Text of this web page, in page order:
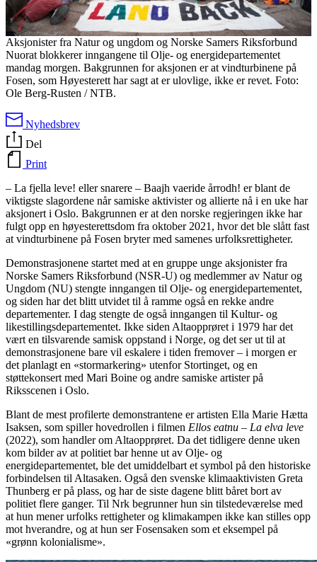
Aksjonister fra Natur og ungdom og Norske Samers Riksforbund
Nuorat blokkerer inngangene til Olje- og energidepartementet
mandag morgen. Bakgrunnen for aksjonen er at vindturbinene på
Fosen, som Høyesterett har sagt at er ulovlige, ikke er revet. Foto:
Ole Berg-Rusten / NTB.
Nyhedsbrev
Del
Print
– La fjella leve! eller snarere – Baajh vaeride årrodh! er blant de
viktigste slagordene når samiske aktivister og allierte nå i en uke har
aksjonert i Oslo. Bakgrunnen er at den norske regjeringen ikke har
fulgt opp en høyesterettsdom fra oktober 2021, hvor det ble slått fast
at vindturbinene på Fosen bryter med samenes urfolksrettigheter.
Demonstrasjonene startet med at en gruppe unge aksjonister fra
Norske Samers Riksforbund (NSR-U) og medlemmer av Natur og
Ungdom (NU) stengte inngangen til Olje- og energidepartementet,
og siden har det blitt utvidet til å ramme også en rekke andre
departementer. I dag stengte de også inngangen til Kultur- og
likestillingsdepartementet. Ikke siden Altaopprøret i 1979 har det
vært en tilsvarende samisk oppstand i Norge, og det ser ut til at
demonstrasjonene bare vil eskalere i tiden fremover – i morgen er
det planlagt en «stormarkering» utenfor Stortinget, og en
støttekonsert med Mari Boine og andre samiske artister på
Riksscenen i Oslo.
Blant de mest profilerte demonstrantene er artisten Ella Marie Hætta
Isaksen, som spiller hovedrollen i filmen Ellos eatnu – La elva leve
(2022), som handler om Altaopprøret. Da det tidligere denne uken
kom bilder av at politiet bar henne ut av Olje- og
energidepartementet, ble det umiddelbart et symbol på den historiske
forbindelsen til Altasaken. Også den svenske klimaaktivisten Greta
Thunberg er på plass, og har de siste dagene blitt båret bort av
politiet flere ganger. Til Nrk begrunner hun sin tilstedeværelse med
at hun mener urfolks rettigheter og klimakampen ikke kan stilles opp
mot hverandre, og at hun ser Fosensaken som et eksempel på
«grønn kolonialisme».